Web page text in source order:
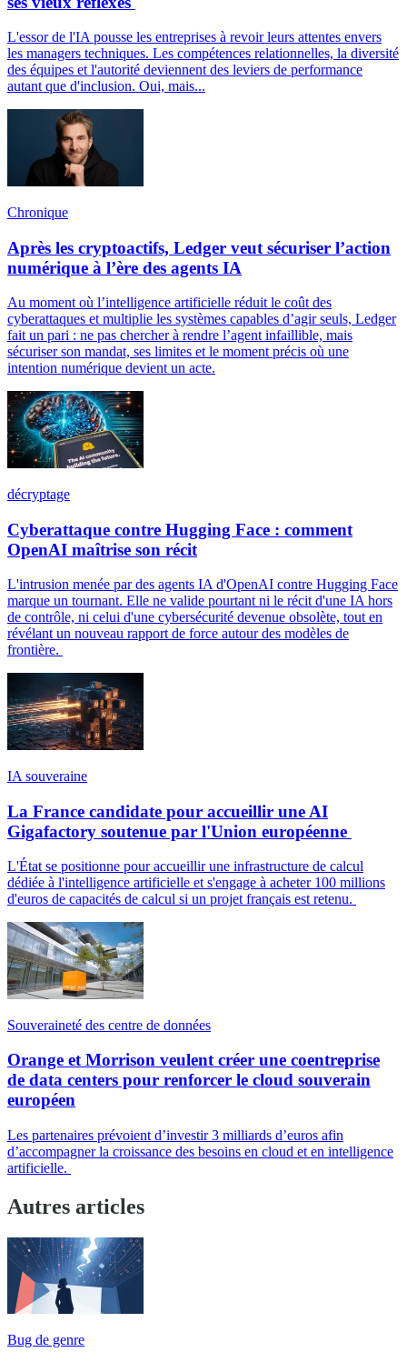
L'essor de l'IA pousse les entreprises à revoir leurs attentes envers
les managers techniques. Les compétences relationnelles, la diversité
des équipes et l'autorité deviennent des leviers de performance
autant que d'inclusion. Oui, mais...
Chronique
Après les cryptoactifs, Ledger veut sécuriser l’action
numérique à l’ère des agents IA
Au moment où l’intelligence artificielle réduit le coût des
cyberattaques et multiplie les systèmes capables d’agir seuls, Ledger
fait un pari : ne pas chercher à rendre l’agent infaillible, mais
sécuriser son mandat, ses limites et le moment précis où une
intention numérique devient un acte.
décryptage
Cyberattaque contre Hugging Face : comment
OpenAI maîtrise son récit
L'intrusion menée par des agents IA d'OpenAI contre Hugging Face
marque un tournant. Elle ne valide pourtant ni le récit d'une IA hors
de contrôle, ni celui d'une cybersécurité devenue obsolète, tout en
révélant un nouveau rapport de force autour des modèles de
frontière.
IA souveraine
La France candidate pour accueillir une AI
Gigafactory soutenue par l'Union européenne
L'État se positionne pour accueillir une infrastructure de calcul
dédiée à l'intelligence artificielle et s'engage à acheter 100 millions
d'euros de capacités de calcul si un projet français est retenu.
Souveraineté des centre de données
Orange et Morrison veulent créer une coentreprise
de data centers pour renforcer le cloud souverain
européen
Les partenaires prévoient d’investir 3 milliards d’euros afin
d’accompagner la croissance des besoins en cloud et en intelligence
artificielle.
Autres articles
Bug de genre